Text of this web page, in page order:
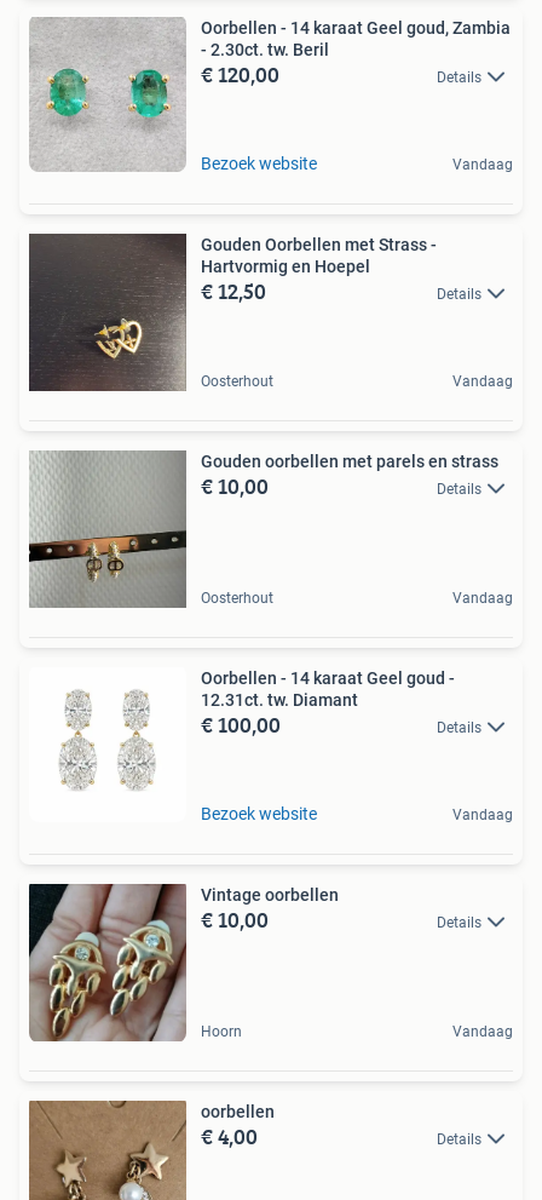
Oorbellen - 14 karaat Geel goud, Zambia
- 2.30ct. tw. Beril
€ 120,00 Details
Bezoek website Vandaag
Gouden Oorbellen met Strass -
Hartvormig en Hoepel
€ 12,50 Details
Oosterhout Vandaag
Gouden oorbellen met parels en strass
€ 10,00 Details
Oosterhout Vandaag
Oorbellen - 14 karaat Geel goud -
12.31ct. tw. Diamant
€ 100,00 Details
Bezoek website Vandaag
Vintage oorbellen
€ 10,00 Details
Hoorn Vandaag
oorbellen
€ 4,00 Details